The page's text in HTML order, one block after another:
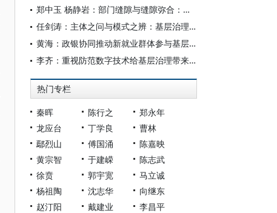
郑中玉 杨静岩：部门缝隙与缝隙弥合：社会工作组织参与基层治理的行动策略
任剑涛：主体之问与模式之辨：基层治理的底层逻辑
黄海：政银协同推动新就业群体参与基层治理
李齐：重视防范数字技术给基层治理带来的新问题
热门专栏
秦晖 陈行之
郑永年
龙应台
丁学良
曹林
鄢烈山
傅国涌
陈嘉映
黄宗智
于建嵘
陈志武
徐贲
郭宇宽
马立诚
杨祖陶
沈志华
向继东
赵汀阳
戴建业
李昌平